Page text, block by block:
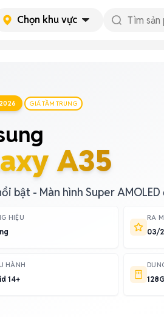
Chọn khu vực
GIÁ TẦM TRUNG
A35
bật - Màn hình Super AMOLED
HIỆU RA
03/
HÀNH
14+